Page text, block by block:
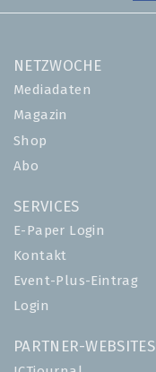
NETZWOCHE
Mediadaten
Magazin
Shop
Abo
SERVICES
E-Paper Login
Kontakt
Event-Plus-Eintrag
Login
PARTNER-WEBSITES